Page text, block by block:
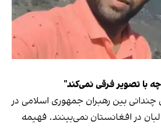
با تصویر فرقی نمی‌کند"
چندانی بین رهبران جمهوری اسلامی در
در افغانستان نمی‌بینند. فهیمه